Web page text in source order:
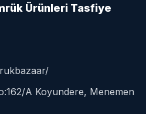
Ürünleri Tasfiye
A Koyundere, Menemen